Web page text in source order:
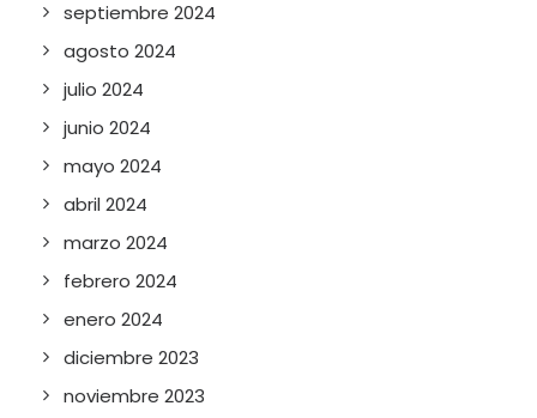
septiembre 2024
agosto 2024
julio 2024
junio 2024
mayo 2024
abril 2024
marzo 2024
febrero 2024
enero 2024
diciembre 2023
noviembre 2023